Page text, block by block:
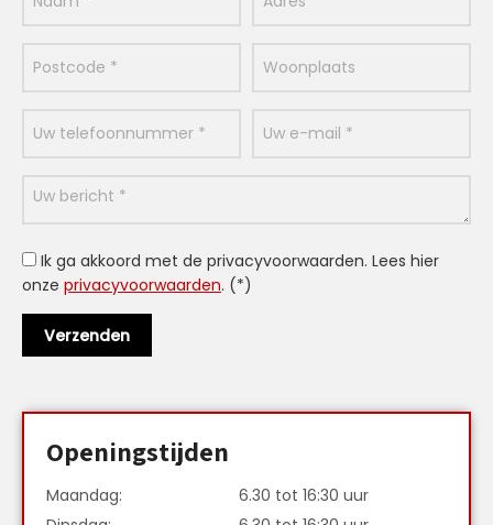
Ik ga akkoord met de privacyvoorwaarden. Lees hier
onze privacyvoorwaarden. (*)
Openingstijden
Maandag:
6.30 tot 16:30 uur